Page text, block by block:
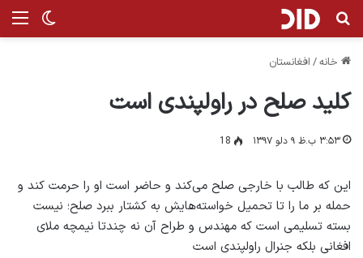
تغییر جستجو برای
خانه/ افغانستان
کلید صلح در راولپندی است
۳:۵۳ ب.ظ ۹ دلو ۱۳۹۷ 18
این که طالب با خارجی صلح می‌کند و حاضر است او را حرمت کند و
حمله بر ما را تا تحمیل خواسته‌هایش به کشتار ببرد صلح؛ نیست
بسته تسلیمی است که مهندس و طراح آن نه چندتا نیمچه ملای
افغانی بلکه جنرال راولپندی است